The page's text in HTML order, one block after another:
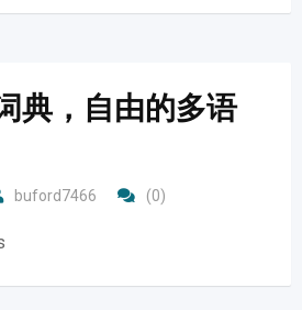
典，自由的多语
buford7466 (0)